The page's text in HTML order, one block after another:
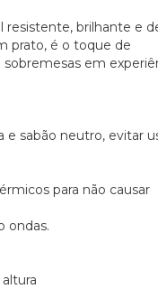
brilhante e
prato, é o toque de
em
e sabão neutro, evitar
para não causar
ondas.